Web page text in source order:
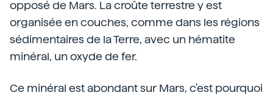
opposé de Mars. La croûte terrestre y est
organisée en couches, comme dans les régions
sédimentaires de la Terre, avec un hématite
minéral, un oxyde de fer.
Ce minéral est abondant sur Mars, c'est pourquoi